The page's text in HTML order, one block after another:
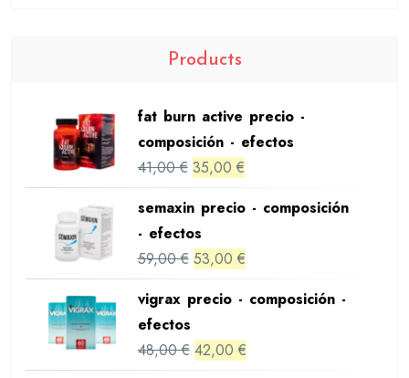
Products
fat burn active precio -
composición - efectos
41,00€ Original
was:
41,00 €.
35,00 €Current
is:
semaxin precio - composición
- efectos
59,00€ Original
was:
53,00 €Current
is:
vigrax precio - composición -
efectos
48,00€ Original
42,00 €Current